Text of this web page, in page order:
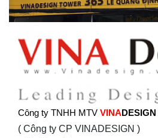
Công ty TNHH MTV VINADESIGN
( Công ty CP VINADESIGN )